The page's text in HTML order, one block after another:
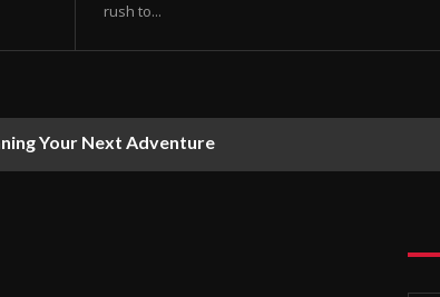
rush to...
Your Next Adventure